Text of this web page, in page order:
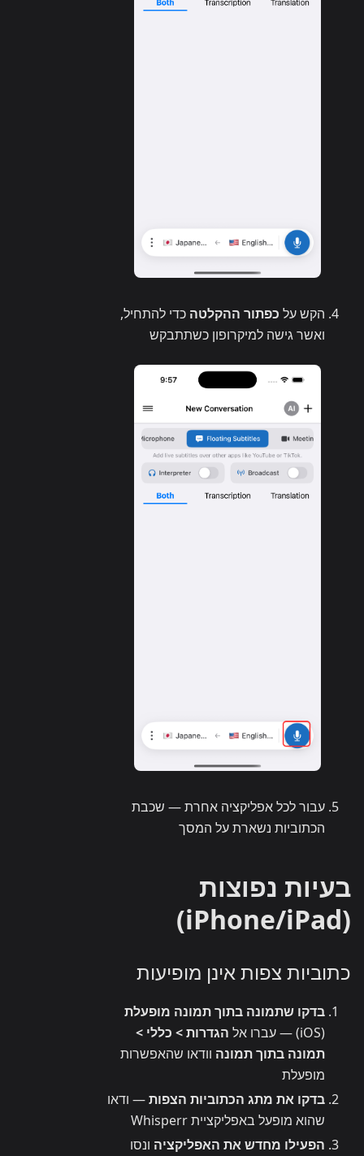
הקש על כפתור ההקלטה כדי להתחיל,
ואשר גישה למיקרופון כשתתבקש
עבור לכל אפליקציה אחרת — שכבת
הכתוביות נשארת על המסך
בעיות נפוצות
(iPhone/iPad)
כתוביות צפות אינן מופיעות
בדקו שתמונה בתוך תמונה מופעלת
(iOS) — עברו אל
הגדרות > כללי >
תמונה בתוך תמונה וודאו שהאפשרות
מופעלת
בדקו את מתג הכתוביות הצפות— ודאו
שהוא מופעל באפליקציית Whisperr
הפעילו מחדש את האפליקציה ונסו